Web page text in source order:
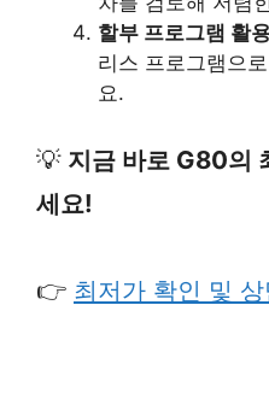
할부 프로그램 활
리스 프로그램으
요.
💡 지금 바로 G80의
세요!
👉 최저가 확인 및 상